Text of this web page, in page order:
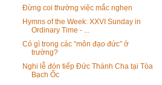
Đừng coi thường việc mắc nghẹn
Hymns of the Week: XXVI Sunday in
Ordinary Time - ...
Có gì trong các “môn đạo đức” ở
trường?
Nghi lễ đón tiếp Đức Thánh Cha tại Tòa
Bạch Ốc